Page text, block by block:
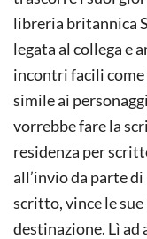
libreria britannica
legata al collega e
incontri facili come
simile ai
vorrebbe fare la
residenza per
all’invio da parte
scritto, vince le sue
destinazione. Lì